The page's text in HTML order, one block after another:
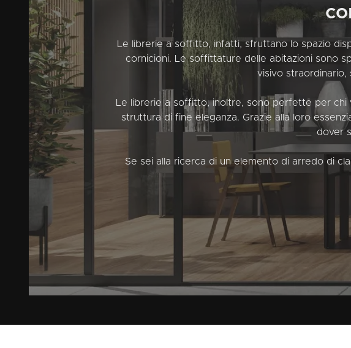
Le librerie a soffitto, infatti, sfruttano lo spazio
cornicioni. Le soffittature delle abitazioni sono
visivo
Le librerie a soffitto, inoltre, sono perfette per chi
struttura di fine eleganza. Grazie alla loro
dover
Se sei alla ricerca di un elemento di arredo di